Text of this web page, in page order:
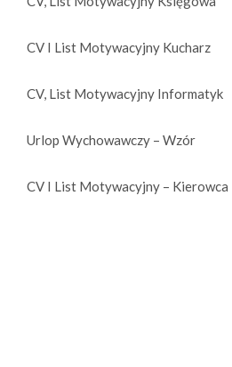
CV I List Motywacyjny Kucharz
CV, List Motywacyjny Informatyk
Urlop Wychowawczy – Wzór
CV I List Motywacyjny – Kierowca